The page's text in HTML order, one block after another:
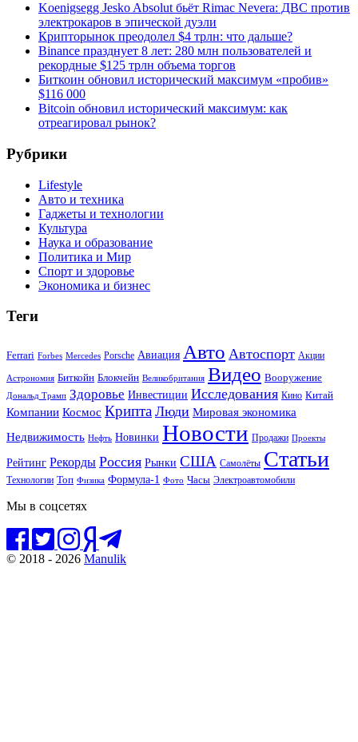
Koenigsegg Jesko Absolut бьёт Rimac Nevera: ДВС против
электрокаров в эпической дуэли
Крипторынок преодолел $4 трлн: что дальше?
Binance празднует 8 лет: 280 млн пользователей и
рекордные $125 трлн объема торгов
Биткоин обновил исторический максимум «пробив»
$116 000
Bitcoin обновил исторический максимум: как
отреагировал рынок?
Рубрики
Lifestyle
Авто и техника
Гаджеты и технологии
Культура
Наука и образование
Политика и Мир
Спорт и здоровье
Экономика и бизнес
Теги
Ferrari Forbes Mercedes Porsche Авиация Авто Автоспорт Акции
Астрономия Биткойн Блокчейн Великобритания Видео Вооружение
Дональд Трамп Здоровье Инвестиции Исследования Кино Китай
Компании Космос Крипта Люди Мировая экономика
Недвижимость Нефть Новинки Новости Продажи Проекты
Рейтинг Рекорды Россия Рынки США Самолёты Статьи
Технологии Топ Физика Формула-1 Фото Часы Электроавтомобили
Мы в соцсетях
© 2018 - 2026 Manulik